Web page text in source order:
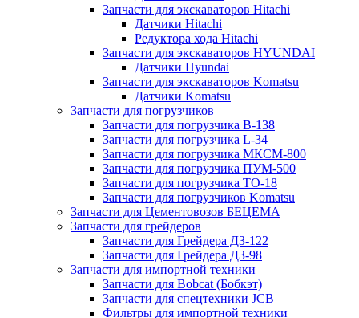
Запчасти для экскаваторов Hitachi
Датчики Hitachi
Редуктора хода Hitachi
Запчасти для экскаваторов HYUNDAI
Датчики Hyundai
Запчасти для экскаваторов Komatsu
Датчики Komatsu
Запчасти для погрузчиков
Запчасти для погрузчика B-138
Запчасти для погрузчика L-34
Запчасти для погрузчика МКСМ-800
Запчасти для погрузчика ПУМ-500
Запчасти для погрузчика ТО-18
Запчасти для погрузчиков Komatsu
Запчасти для Цементовозов БЕЦЕМА
Запчасти для грейдеров
Запчасти для Грейдера ДЗ-122
Запчасти для Грейдера ДЗ-98
Запчасти для импортной техники
Запчасти для Bobcat (Бобкэт)
Запчасти для спецтехники JCB
Фильтры для импортной техники